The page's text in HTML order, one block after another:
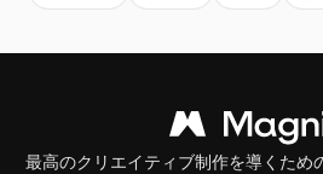
最高のクリエイティブ制作を導くため